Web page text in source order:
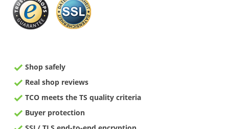
Shop safely
Real shop reviews
TCO meets the TS quality criteria
Buyer protection